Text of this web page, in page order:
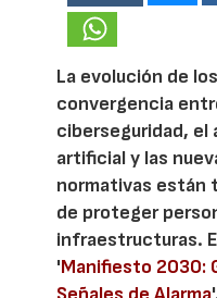
La evolución de
convergencia
ciberseguridad, el
artificial y las
normativas están
de proteger
infraestructuras.
'Manifiesto 2030: